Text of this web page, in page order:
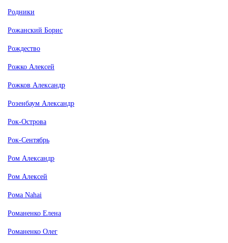
Родники
Рожанский Борис
Рождество
Рожко Алексей
Рожков Александр
Розенбаум Александр
Рок-Острова
Рок-Сентябрь
Ром Александр
Ром Алексей
Рома Nahai
Романенко Елена
Романенко Олег